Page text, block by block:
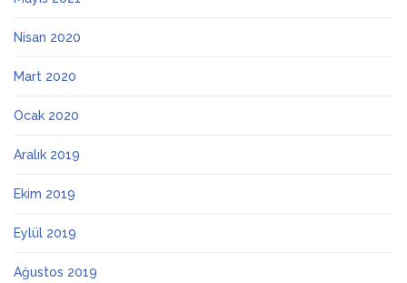
Nisan 2020
Mart 2020
Ocak 2020
Aralık 2019
Ekim 2019
Eylül 2019
Ağustos 2019